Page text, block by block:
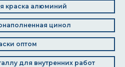
краска алюминий
цинол
оптом
для внутренних работ